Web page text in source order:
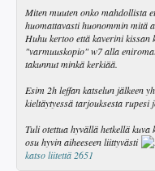
Miten muuten onko mahdollista
huomattavasti huonommin mitä
Huhu kertoo että kaverini
"varmuuskopio" w7 alla
takunnut minkä kerkiää.
Esim 2h leffan katselun jälkeen
kieltäytyessä tarjouksesta
Tuli otettua hyvällä hetkellä
osu hyvin aiheeseen liittyvästi
katso liitettä 2651